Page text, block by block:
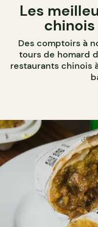
Les
Des comptoirs à
tours de homard
restaurants chinois